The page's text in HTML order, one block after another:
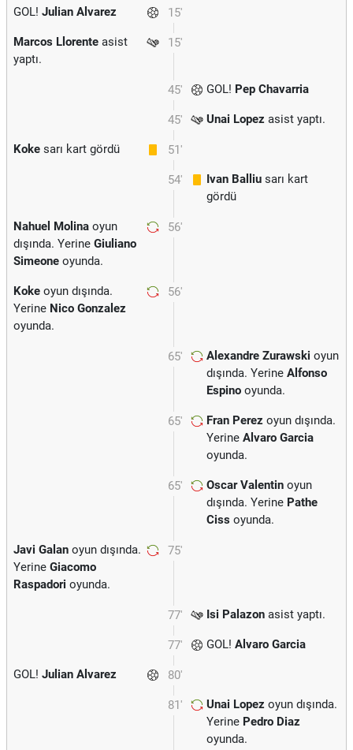
15'
GOL! Julian Alvarez
15'
Marcos Llorente asist
yaptı.
45' GOL! Pep Chavarria
45' Unai Lopez asist yaptı.
51'
Koke sarı kart gördü
54' Ivan Balliu sarı kart
gördü
56'
Nahuel Molina oyun
dışında. Yerine Giuliano
Simeone oyunda.
56'
Koke oyun dışında.
Yerine Nico Gonzalez
oyunda.
65' Alexandre Zurawski oyun
dışında. Yerine Alfonso
Espino oyunda.
65' Fran Perez oyun dışında.
Yerine Alvaro Garcia
oyunda.
65' Oscar Valentin oyun
dışında. Yerine Pathe
Ciss oyunda.
75'
Javi Galan oyun dışında.
Yerine Giacomo
Raspadori oyunda.
77' Isi Palazon asist yaptı.
77' GOL! Alvaro Garcia
80'
GOL! Julian Alvarez
81' Unai Lopez oyun dışında.
Yerine Pedro Diaz
oyunda.